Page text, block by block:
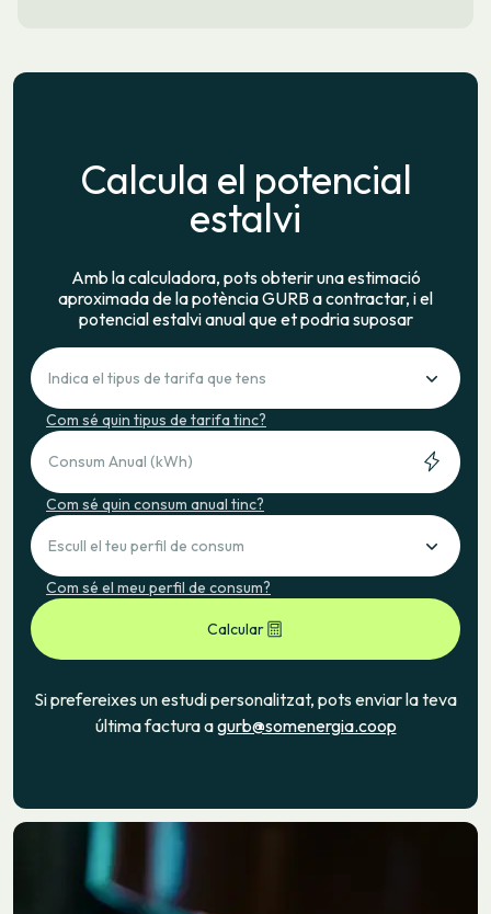
Calcula el potencial
estalvi
Amb la calculadora, pots obterir una estimació
aproximada de la potència GURB a contractar, i el
potencial estalvi anual que et podria suposar
Indica el tipus de tarifa que tens
Com sé quin tipus de tarifa tinc?
Consum Anual (kWh)
Com sé quin consum anual tinc?
Escull el teu perfil de consum
Com sé el meu perfil de consum?
Calcular
Si prefereixes un estudi personalitzat, pots enviar la teva
última factura agurb@somenergia.coop